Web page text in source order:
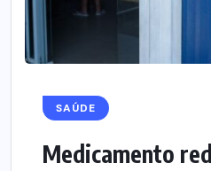
SAÚDE
Medicamento